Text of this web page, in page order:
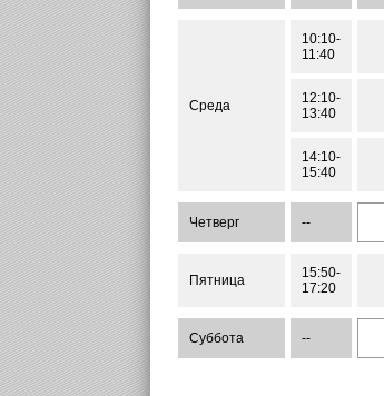
Среда
10:10-
11:40
12:10-
13:40
14:10-
15:40
Четверг --
Пятница
15:50-
17:20
Суббота --